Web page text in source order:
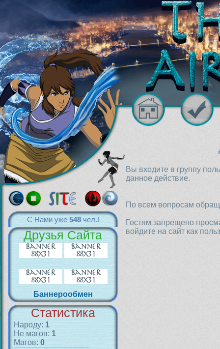
С Нами уже 548чел.!
Друзья Сайта
Баннерообмен
Статистика
Народу: 1
Не магов: 1
Магов: 0
Вы входите в группу
данное действие.
По всем вопросам
Гостям запрещено
войдите на сайт как